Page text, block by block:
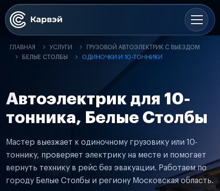
ГЛАВНАЯ УСЛУГИ
ГРУЗОВОЙ АВТОЭЛЕКТРИК С ВЫЕЗДОМ
БЕЛЫЕ СТОЛБЫ
ОДИНОЧКИ И 10-ТОННИКИ
Автоэлектрик для 10-
тонника, Белые Столбы
Мастер выезжает к одиночному грузовику или 10-
тоннику, проверяет электрику на месте и помогает
вернуть технику в рейс без эвакуации. Работаем по
городу Белые Столбы и региону Московская область.